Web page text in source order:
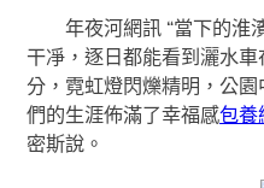
年夜河網訊 “當下的淮
干凈，逐日都能看到灑水
分，霓虹燈閃爍精明，公
們的生涯佈滿了幸福感包養
密斯說。